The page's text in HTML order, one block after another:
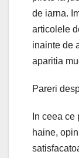
de iarna.
articolele
inainte de
aparitia
Pareri
In ceea
haine,